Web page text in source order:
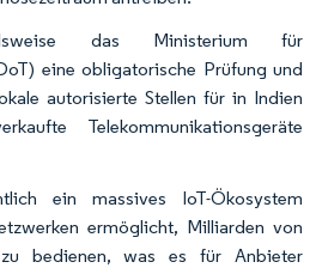
das Ministerium für
eine obligatorische Prüfung und
autorisierte Stellen für in Indien
Telekommunikationsgeräte
ein massives IoT-Ökosystem
ermöglicht, Milliarden von
bedienen, was es für Anbieter